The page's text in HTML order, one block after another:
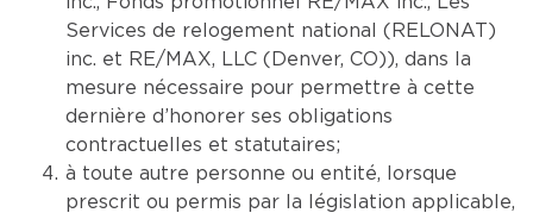
Services de relogement national (RELONAT)
inc. et RE/MAX, LLC (Denver, CO)), dans la
mesure nécessaire pour permettre à cette
dernière d’honorer ses obligations
contractuelles et statutaires;
à toute autre personne ou entité, lorsque
prescrit ou permis par la législation applicable,